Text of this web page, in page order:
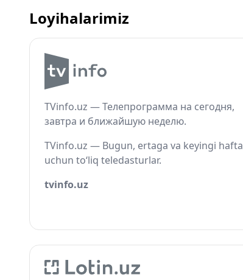
Loyihalarimiz
TVinfo.uz — Телепрограмма на сегодня,
завтра и ближайшую неделю.
TVinfo.uz — Bugun, ertaga va keyingi hafta
uchun to‘liq teledasturlar.
tvinfo.uz